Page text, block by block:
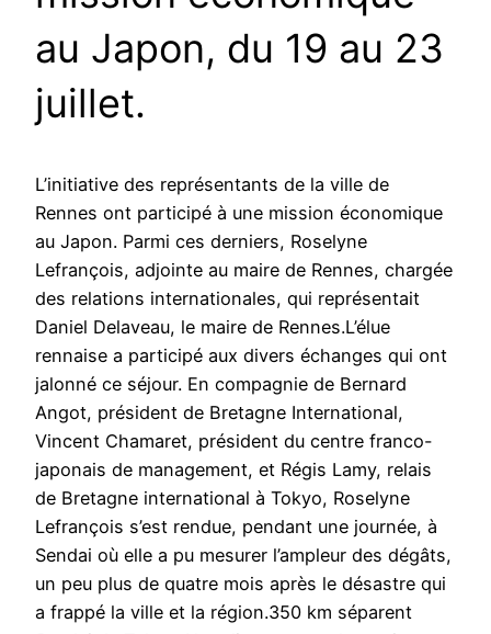
au Japon, du 19 au 23
juillet.
L’initiative des représentants de la ville de
Rennes ont participé à une mission économique
au Japon. Parmi ces derniers, Roselyne
Lefrançois, adjointe au maire de Rennes, chargée
des relations internationales, qui représentait
Daniel Delaveau, le maire de Rennes.L’élue
rennaise a participé aux divers échanges qui ont
jalonné ce séjour. En compagnie de Bernard
Angot, président de Bretagne International,
Vincent Chamaret, président du centre franco-
japonais de management, et Régis Lamy, relais
de Bretagne international à Tokyo, Roselyne
Lefrançois s’est rendue, pendant une journée, à
Sendai où elle a pu mesurer l’ampleur des dégâts,
un peu plus de quatre mois après le désastre qui
a frappé la ville et la région.350 km séparent